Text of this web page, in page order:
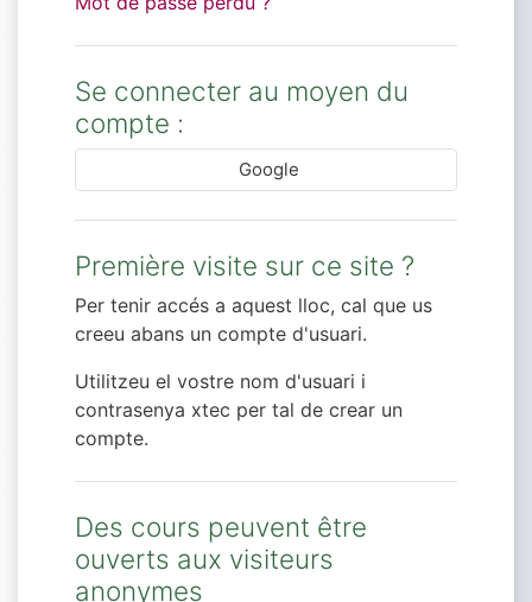
Se connecter au moyen du
compte :
Google
Première visite sur ce site ?
Per tenir accés a aquest lloc, cal que us
creeu abans un compte d'usuari.
Utilitzeu el vostre nom d'usuari i
contrasenya xtec per tal de crear un
compte.
Des cours peuvent être
ouverts aux visiteurs
anonymes